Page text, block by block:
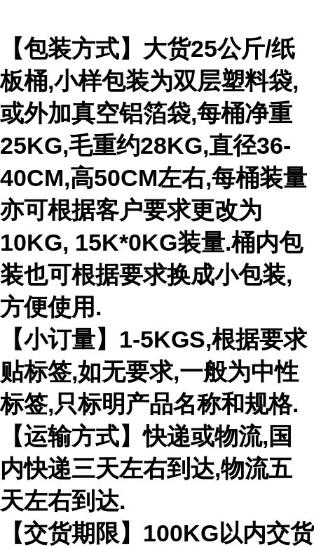
【包装方式】大货25公斤/纸
板桶,小样包装为双层塑料袋,
或外加真空铝箔袋,每桶净重
25KG,毛重约28KG,直径36-
40CM,高50CM左右,每桶装量
亦可根据客户要求更改为
10KG, 15K*0KG装量.桶内包
装也可根据要求换成小包装,
方便使用.
【小订量】1-5KGS,根据要求
贴标签,如无要求,一般为中性
标签,只标明产品名称和规格.
【运输方式】快递或物流,国
内快递三天左右到达,物流五
天左右到达.
【交货期限】100KG以内交货